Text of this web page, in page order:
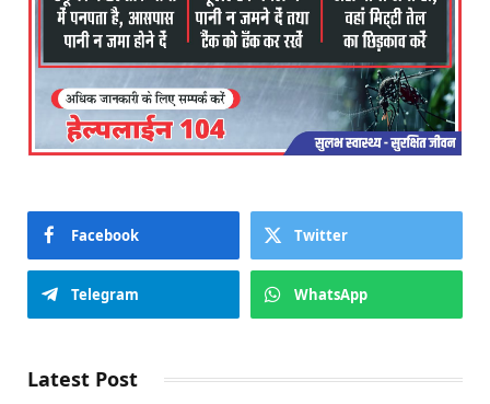
Facebook Twitter
Telegram WhatsApp
Latest Post